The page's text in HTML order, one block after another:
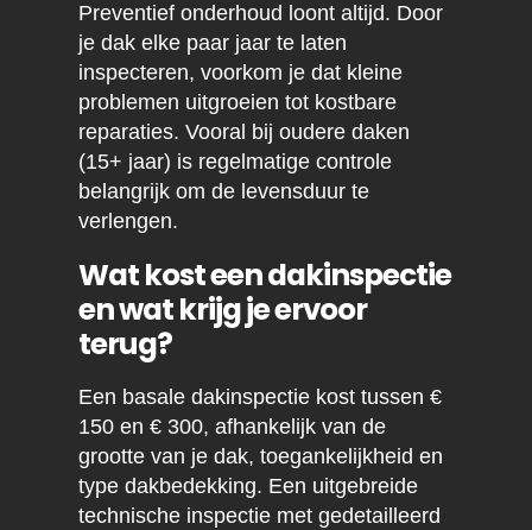
Preventief onderhoud loont altijd. Door
je dak elke paar jaar te laten
inspecteren, voorkom je dat kleine
problemen uitgroeien tot kostbare
reparaties. Vooral bij oudere daken
(15+ jaar) is regelmatige controle
belangrijk om de levensduur te
verlengen.
Wat kost een dakinspectie
en wat krijg je ervoor
terug?
Een basale dakinspectie kost tussen €
150 en € 300, afhankelijk van de
grootte van je dak, toegankelijkheid en
type dakbedekking. Een uitgebreide
technische inspectie met gedetailleerd